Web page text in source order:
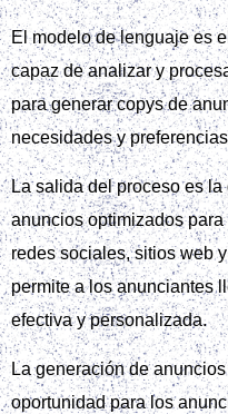
El modelo de lenguaje es
capaz de analizar y
para generar copys de
necesidades y
La salida del proceso es
anuncios optimizados
redes sociales, sitios web
permite a los anunciantes
efectiva y personalizada.
La generación de
oportunidad para los